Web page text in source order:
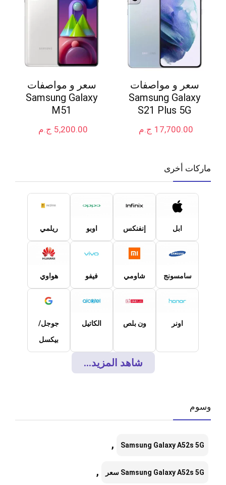
سعر و مواصفات
Samsung Galaxy
S21 Plus 5G
ج.م 17,700.00
سعر و مواصفات
Samsung Galaxy
M51
ج.م 5,200.00
ماركات أخرى
ابل إنفنكس اوبو ريلمي
سامسونج شاومي فيفو هواوي
اونر ون بلص الكاتيل
جوجل/
بيكسل
شاهد المزيد...
وسوم
Samsung Galaxy A52s 5G
,
Samsung Galaxy A52s 5G سعر ,